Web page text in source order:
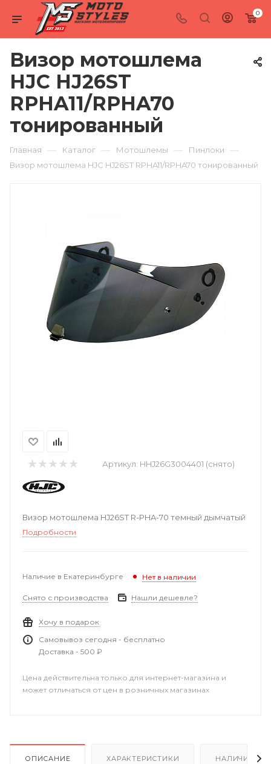
0
Визор мотошлема
HJC HJ26ST
RPHA11/RPHA70
тонированный
Главная — Каталог — Мотошлемы — Пинлоки —
Визор мотошлема HJC HJ26ST RPHA11/RPHA70 тонированный
Артикул: HHJ26G3004401 (снято)
Визор мотошлема HJ26ST R-PHA-70 темный дымчатый
Подробности
Наличие в Екатеринбурге Нет в наличии
Снято с производства Нашли дешевле?
Хочу в подарок
Самовывоз сегодня - бесплатно
Доставка - 500 ₽
Цена действительна только для интернет-магазина и
может отличаться от цен в розничных магазинах
ОПИСАНИЕ ХАРАКТЕРИСТИКИ НАЛИЧИЕ В